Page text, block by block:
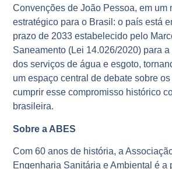
Convenções de João Pessoa, em um
estratégico para o Brasil: o país está
prazo de 2033 estabelecido pelo
Saneamento (Lei 14.026/2020) para
dos serviços de água e esgoto,
um espaço central de debate sobre
cumprir esse compromisso histórico
brasileira.
Sobre a ABES
Com 60 anos de história, a
Engenharia Sanitária e Ambiental é a